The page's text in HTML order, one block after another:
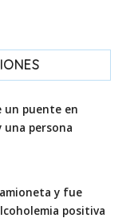
un puente en
una persona
y fue
positiva